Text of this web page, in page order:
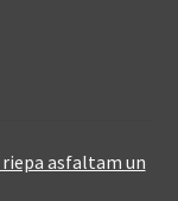
asfaltam un